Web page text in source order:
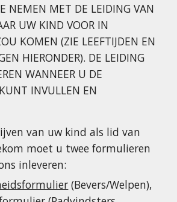
NEMEN MET DE LEIDING VAN
UW KIND VOOR IN
KOMEN (ZIE LEEFTIJDEN EN
HIERONDER). DE LEIDING
WANNEER U DE
INVULLEN EN
van uw kind als lid van
moet u twee formulieren
inleveren:
(Bevers/Welpen),